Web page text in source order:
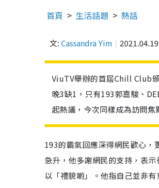
首頁 生活話題 熱話
文: Cassandra Yim 2021.04.19
ViuTV舉辦的首屆Chill Club
晚3缺1，只有193郭嘉駿、
起熱議，今次同樣成為訪問焦
193的霸氣回應深得網民歡心，
急升，他多謝網民的支持，表
以「禮貌啲」。他指自己並非